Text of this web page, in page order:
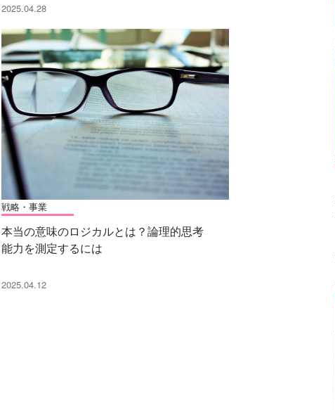
2025.04.28
戦略・事業
本当の意味のロジカルとは？論理的思考
能力を測定するには
2025.04.12